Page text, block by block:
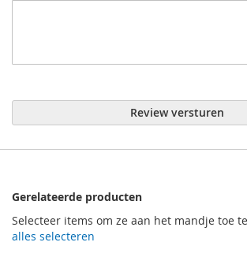
Review versturen
Gerelateerde producten
Selecteer items om ze aan het mandje toe
alles selecteren